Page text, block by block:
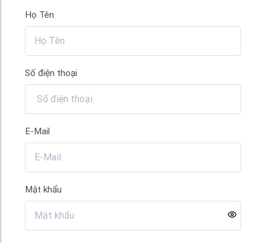
Họ Tên
Số điện thoại
E-Mail
Mật khẩu